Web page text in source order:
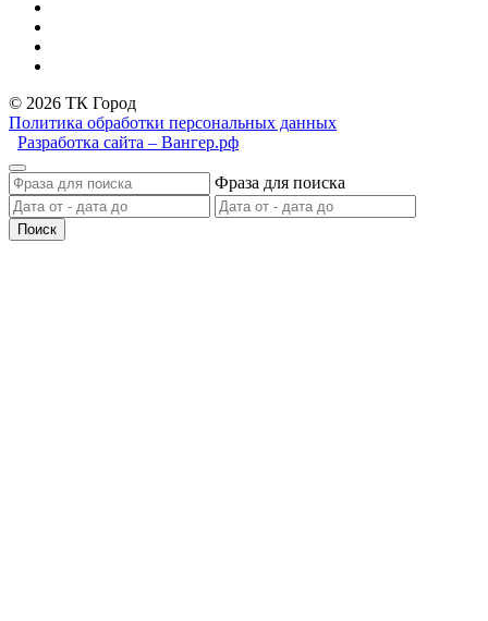
© 2026 ТК Город
Политика обработки персональных данных
Разработка сайта – Вангер.рф
Фраза для поиска
Поиск